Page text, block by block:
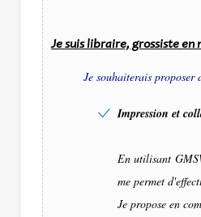
Je suis libraire, grossiste en
Je souhaiterais proposer
Impression et
En utilisant
me permet
Je propose en